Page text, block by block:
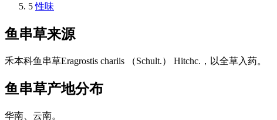
5 性味
鱼串草来源
禾本科鱼串草Eragrostis chariis （Schult.） Hitchc.，以全草入药。
鱼串草产地分布
华南、云南。